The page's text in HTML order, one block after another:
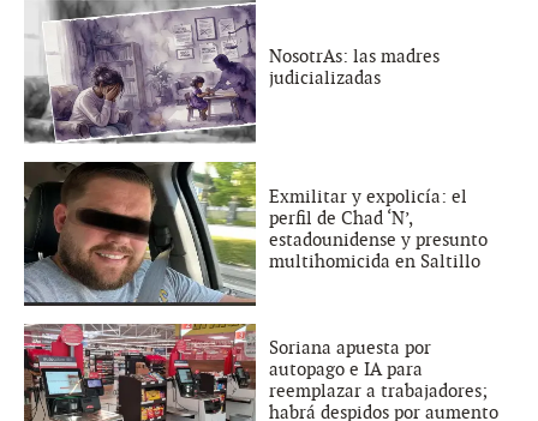
NosotrAs: las madres
judicializadas
Exmilitar y expolicía: el
perfil de Chad ‘N’,
estadounidense y presunto
multihomicida en Saltillo
Soriana apuesta por
autopago e IA para
reemplazar a trabajadores;
habrá despidos por aumento